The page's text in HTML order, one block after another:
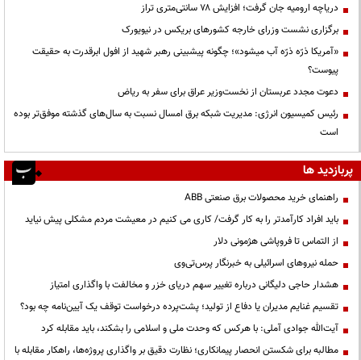
دریاچه ارومیه جان گرفت؛ افزایش ۷۸ سانتی‌متری تراز
برگزاری نشست وزرای خارجه کشورهای بریکس در نیویورک
«آمریکا ذرّه ذرّه آب میشود»؛ چگونه پیشبینی رهبر شهید از افول ابرقدرت به حقیقت
پیوست؟
دعوت مجدد عربستان از نخست‌وزیر عراق برای سفر به ریاض
رئیس کمیسیون انرژی: مدیریت شبکه برق امسال نسبت به سال‌های گذشته موفق‌تر بوده
است
پربازدید ها
راهنمای خرید محصولات برق صنعتی ABB
باید افراد کارآمدتر را به کار گرفت/ کاری می کنیم در معیشت مردم مشکلی پیش نیاید
از التماس تا فروپاشی هژمونی دلار
حمله نیروهای اسرائیلی به خبرنگار پرس‌تی‌وی
هشدار حاجی دلیگانی درباره تغییر سهم دریای خزر و مخالفت با واگذاری امتیاز
تقسیم غنایم مدیران یا دفاع از تولید؛ پشت‌پرده درخواست توقف یک آیین‌نامه چه بود؟
آیت‌الله جوادی آملی: با هرکس که وحدت ملی و اسلامی را بشکند، باید مقابله کرد
مطالبه برای شکستن انحصار پیمانکاری؛ نظارت دقیق بر واگذاری پروژه‌ها، راهکار مقابله با